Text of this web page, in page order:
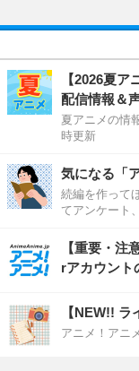
【2026夏
配信情報＆
夏アニメの情
時更新
気になる「
続編を作って
てアンケート
【重要・注
rアカウント
【NEW!! ラ
アニメ！アニ